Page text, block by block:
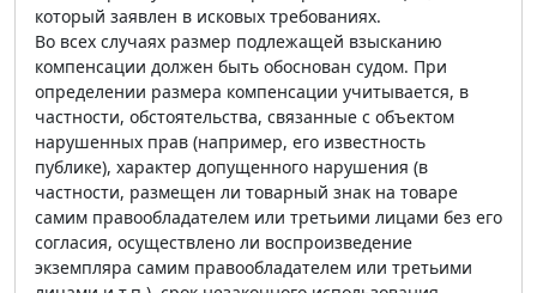
который заявлен в исковых требованиях.
Во всех случаях размер подлежащей взысканию
компенсации должен быть обоснован судом. При
определении размера компенсации учитывается, в
частности, обстоятельства, связанные с объектом
нарушенных прав (например, его известность
публике), характер допущенного нарушения (в
частности, размещен ли товарный знак на товаре
самим правообладателем или третьими лицами без его
согласия, осуществлено ли воспроизведение
экземпляра самим правообладателем или третьими